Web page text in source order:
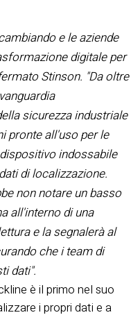
e le aziende
digitale per
Stinson. "Da oltre
sicurezza industriale
pronte all'uso per le
indossabile
di localizzazione.
non notare un basso
all'interno di una
e la segnalerà al
che i team di
dati".
è il primo nel suo
i propri dati e a